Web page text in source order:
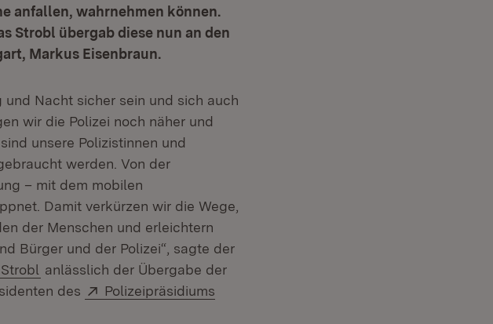
anfallen, wahrnehmen können.
Strobl übergab diese nun an den
Markus Eisenbraun.
und Nacht sicher sein und sich auch
wir die Polizei noch näher und
unsere Polizistinnen und
werden. Von der
– mit dem mobilen
Damit verkürzen wir die Wege,
der Menschen und erleichtern
Bürger und der Polizei“, sagte der
anlässlich der Übergabe der
des
Extern:
Polizeipräsidiums